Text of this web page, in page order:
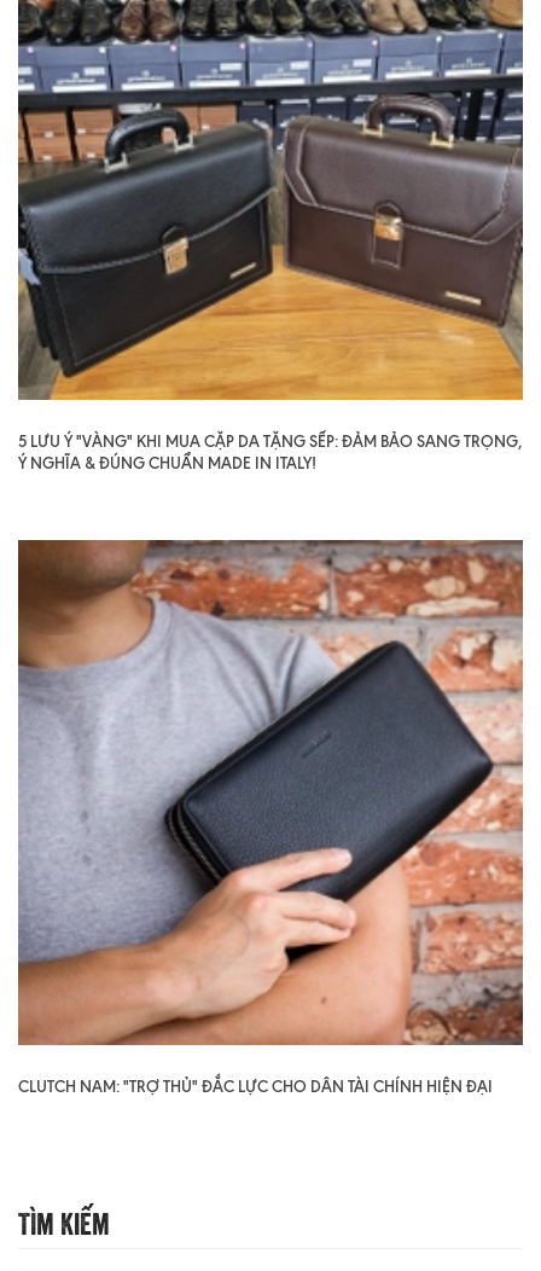
5 LƯU Ý "VÀNG" KHI MUA CẶP DA TẶNG SẾP: ĐẢM BẢO SANG TRỌNG,
Ý NGHĨA & ĐÚNG CHUẨN MADE IN ITALY!
CLUTCH NAM: "TRỢ THỦ" ĐẮC LỰC CHO DÂN TÀI CHÍNH HIỆN ĐẠI
Tìm Kiếm